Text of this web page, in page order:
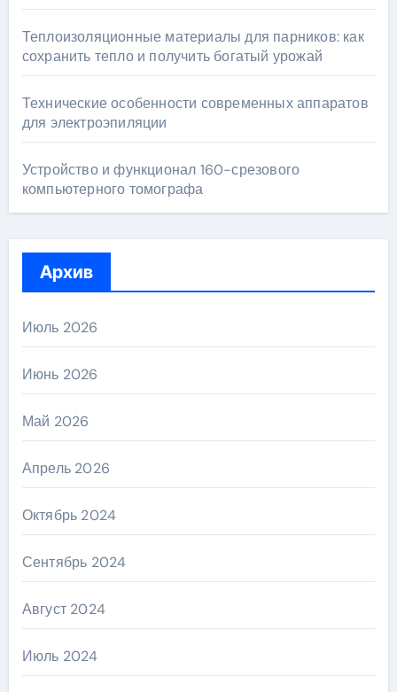
Теплоизоляционные материалы для парников: как
сохранить тепло и получить богатый урожай
Технические особенности современных аппаратов
для электроэпиляции
Устройство и функционал 160-срезового
компьютерного томографа
Архив
Июль 2026
Июнь 2026
Май 2026
Апрель 2026
Октябрь 2024
Сентябрь 2024
Август 2024
Июль 2024